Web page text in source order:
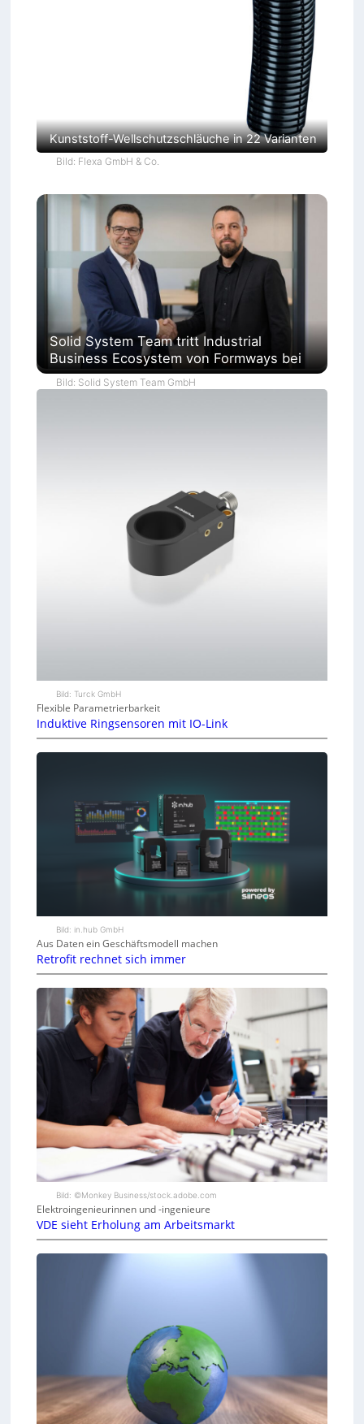
Kunststoff-Wellschutzschläuche in 22 Varianten
Bild: Flexa GmbH & Co.
Solid System Team tritt Industrial
Business Ecosystem von Formways bei
Bild: Solid System Team GmbH
Bild: Turck GmbH
Flexible Parametrierbarkeit
Induktive Ringsensoren mit IO-Link
Bild: in.hub GmbH
Aus Daten ein Geschäftsmodell machen
Retrofit rechnet sich immer
Bild: ©Monkey Business/stock.adobe.com
Elektroingenieurinnen und -ingenieure
VDE sieht Erholung am Arbeitsmarkt